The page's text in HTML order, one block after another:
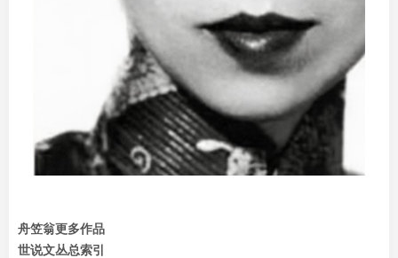
舟笠翁更多作品
世说文丛总索引